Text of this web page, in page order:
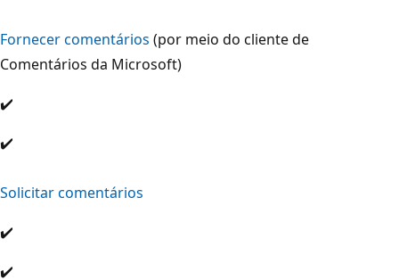
Fornecer comentários (por meio do cliente de
Comentários da Microsoft)
✔️
✔️
Solicitar comentários
✔️
✔️